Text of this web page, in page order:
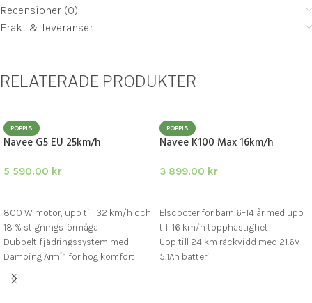
Recensioner (0)
Frakt & leveranser
RELATERADE PRODUKTER
POPPIS
Navee G5 EU 25km/h
5 590.00 kr
800 W motor, upp till 32 km/h och
18 % stigningsförmåga
Dubbelt fjädringssystem med
Damping Arm™ för hög komfort
smart app-uppkoppling
POPPIS
Navee K100 Max 16km/h
3 899.00 kr
Elscooter för barn 6–14 år med upp
till 16 km/h topphastighet
Upp till 24 km räckvidd med 21.6V
5.1Ah batteri